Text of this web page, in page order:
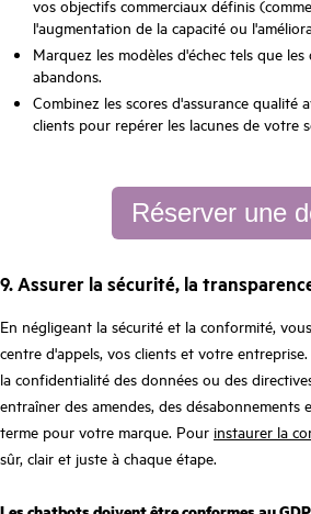
vos objectifs commerciaux définis
l'augmentation de la capacité ou
Marquez les modèles d'échec tels que
abandons.
Combinez les scores d'assurance qualité
clients pour repérer les lacunes de votre
Réserver une
9. Assurer la sécurité, la
En négligeant la sécurité et la conformité,
centre d'appels, vos clients et votre
la confidentialité des données ou des
entraîner des amendes, des désabonnements
terme pour votre marque. Pour instaurer la
sûr, clair et juste à chaque étape.